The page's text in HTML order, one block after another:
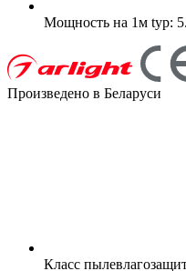
Мощность на 1м typ:
Произведено в Беларуси
Класс